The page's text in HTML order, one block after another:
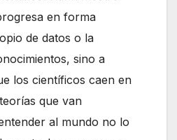
en forma
de datos o la
sino a
los científicos caen en
que van
al mundo no lo